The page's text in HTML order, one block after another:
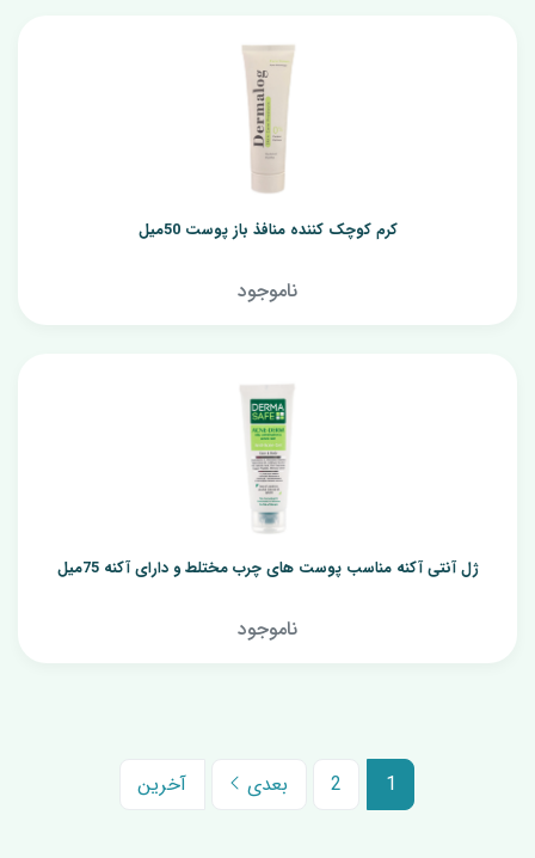
کرم کوچک کننده منافذ باز پوست 50میل
ناموجود
ژل آنتی آکنه مناسب پوست های چرب مختلط و دارای آکنه 75میل
ناموجود
1
2 بعدی آخرین